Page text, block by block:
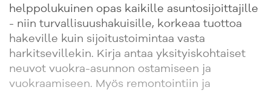
helppolukuinen opas kaikille asuntosijoittajille
- niin turvallisuushakuisille, korkeaa tuottoa
hakeville kuin sijoitustoimintaa vasta
harkitsevillekin. Kirja antaa yksityiskohtaiset
neuvot vuokra-asunnon ostamiseen ja
vuokraamiseen. Myös remontointiin ja